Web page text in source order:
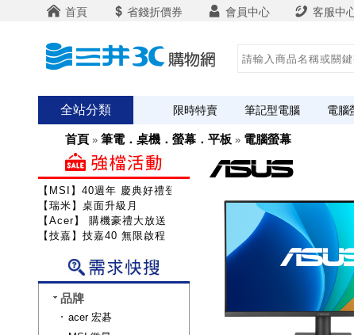
首頁 省錢折價券 會員中心 客服中
全站分類 限時特賣 筆記型電腦 電腦
首頁 » 筆電．桌機．螢幕．平板 » 電腦螢幕
【MSI】40週年 慶典好禮登錄送
【瑞米】桌面升級月
【Acer】 購機豪禮大放送
【技嘉】技嘉40 無限啟程
品牌
acer 宏碁